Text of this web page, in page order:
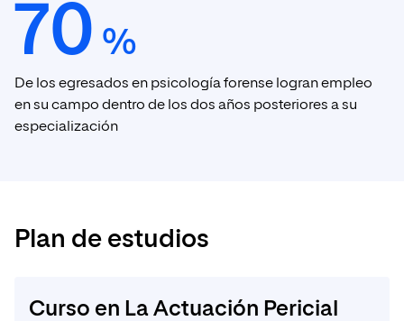
70 %
De los egresados en psicología forense logran empleo
en su campo dentro de los dos años posteriores a su
especialización
Plan de estudios
Curso en La Actuación Pericial